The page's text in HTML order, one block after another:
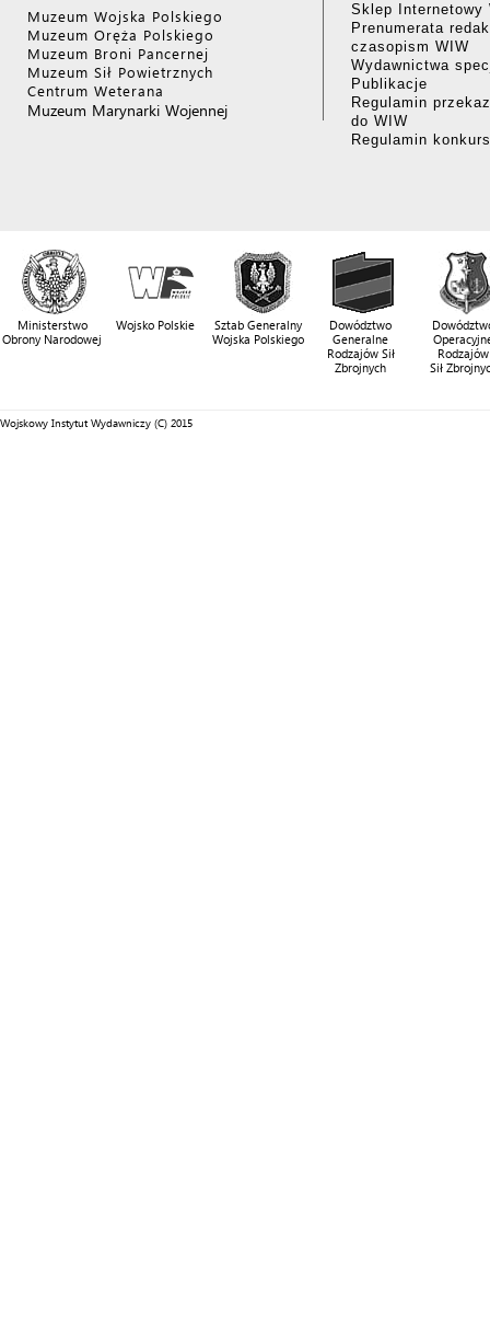
Muzeum Wojska Polskiego
Muzeum Oręża Polskiego
Muzeum Broni Pancernej
Muzeum Sił Powietrznych
Centrum Weterana
Muzeum Marynarki Wojennej
Sklep Internetowy
Prenumerata
czasopism WIW
Wydawnictwa
Publikacje
Regulamin
do WIW
Regulamin
Ministerstwo
Obrony Narodowej
Wojsko Polskie
Sztab Generalny
Wojska Polskiego
Dowództwo
Generalne
Rodzajów Sił
Zbrojnych
Rodzajów
Sił
Wojskowy Instytut Wydawniczy (C) 2015